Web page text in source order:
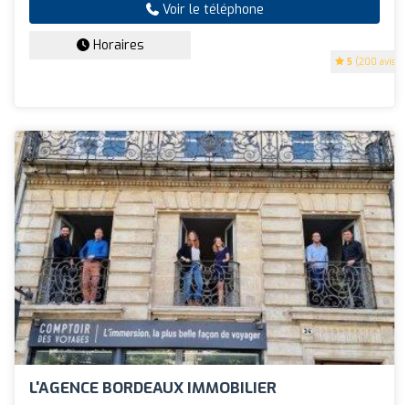
5 (200 avis)
Voir le téléphone
Horaires
L'AGENCE BORDEAUX IMMOBILIER